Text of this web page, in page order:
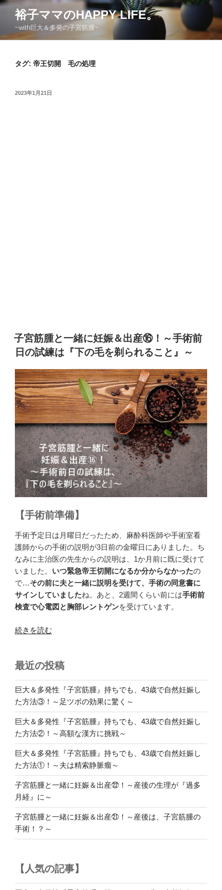
コ
ン
裕子ママのHAPPY LIFE。
~with巨大＆多発の子宮筋腫~
タグ: 帝王切開 毛の処理
投
2023年1月21日
子宮筋腫と一緒に妊娠＆出産⑯！～手術前
日の試練は『下の毛を剃られること』～
【手術前準備】
手術予定日は月曜日だったため、麻酔科医師や手術室看
護師からの手術の説明が3日前の金曜日にありました。ち
なみに主治医の先生からの説明は、1か月前に既に受けて
いました。 いつ緊急帝王切開になるか分からなかったの
で…その前に夫と一緒に説明を受けて、手術の同意書に
サインしていましたね。あと、2週間くらい前には手術前
検査で心電図と胸部レントゲンを受けています。
“子
腫
一
緒
に
妊
娠
＆
出
⑯！
～
手
術
前
続きを読む
最近の投稿
巨大＆多発性『子宮筋腫』持ちでも、43歳で自然妊娠し
た方法③！～足ツボの効果に驚く～
巨大＆多発性『子宮筋腫』持ちでも、43歳で自然妊娠し
た方法②！～高額な漢方に挑戦～
巨大＆多発性『子宮筋腫』持ちでも、43歳で自然妊娠し
た方法①！～夫は精索静脈瘤～
子宮筋腫と一緒に妊娠＆出産㉒！～産後の生理が『過多
月経』に～
子宮筋腫と一緒に妊娠＆出産㉑！～産後は、子宮筋腫の
手術！？～
【人気の記事】